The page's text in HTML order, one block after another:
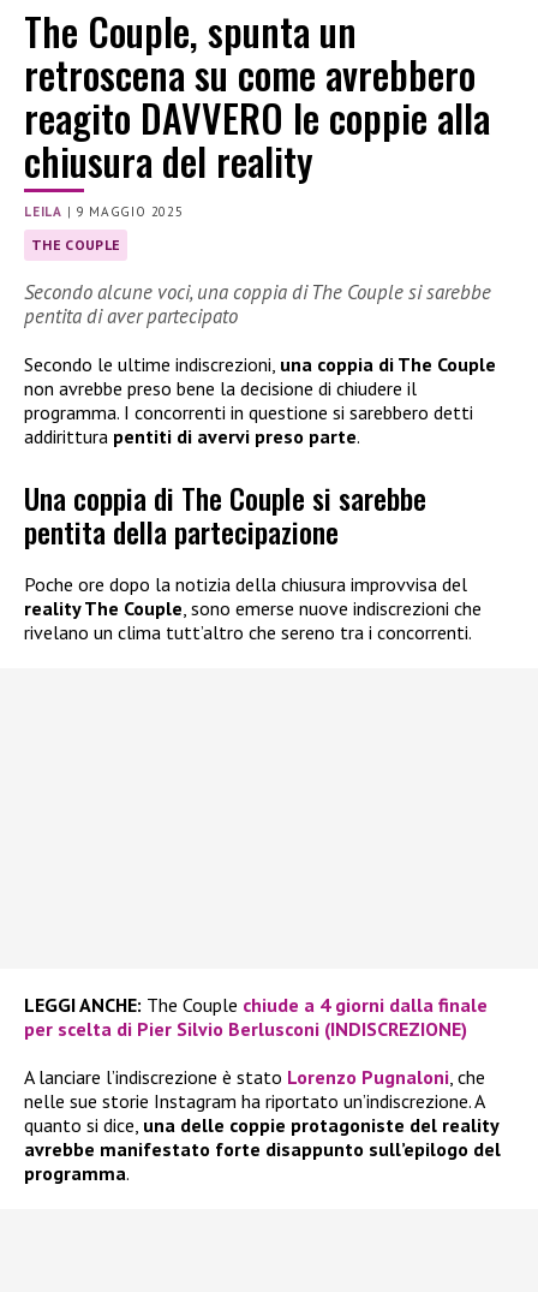
The Couple, spunta un
retroscena su come avrebbero
reagito DAVVERO le coppie alla
chiusura del reality
LEILA | 9 MAGGIO 2025
THE COUPLE
Secondo alcune voci, una coppia di The Couple si sarebbe
pentita di aver partecipato
Secondo le ultime indiscrezioni, una coppia di The Couple
non avrebbe preso bene la decisione di chiudere il
programma. I concorrenti in questione si sarebbero detti
addirittura pentiti di avervi preso parte.
Una coppia di The Couple si sarebbe
pentita della partecipazione
Poche ore dopo la notizia della chiusura improvvisa del
reality The Couple , sono emerse nuove indiscrezioni che
rivelano un clima tutt’altro che sereno tra i concorrenti.
LEGGI ANCHE: The Couple chiude a 4 giorni dalla finale
per scelta di Pier Silvio Berlusconi (INDISCREZIONE)
A lanciare l’indiscrezione è stato Lorenzo Pugnaloni , che
nelle sue storie Instagram ha riportato un’indiscrezione. A
quanto si dice, una delle coppie protagoniste del reality
avrebbe manifestato forte disappunto sull’epilogo del
programma.